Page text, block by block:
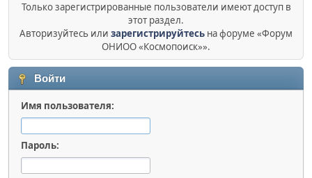
Только зарегистрированные пользователи имеют доступ в
этот раздел.
Авторизуйтесь или зарегистрируйтесь на форуме «Форум
ОНИОО «Космопоиск»».
Войти
Имя пользователя:
Пароль: